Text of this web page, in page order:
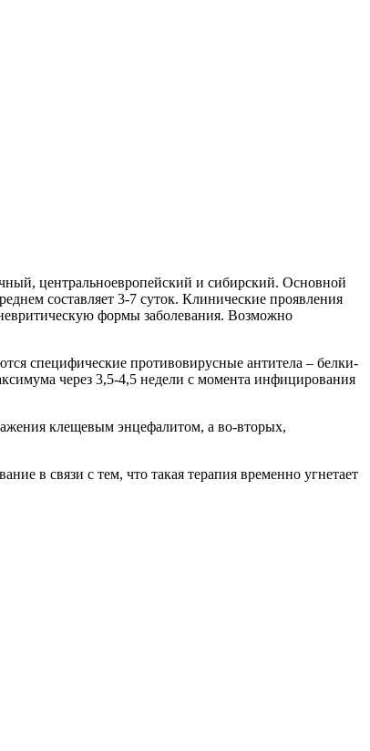
центральноевропейский и сибирский. Основной
составляет 3-7 суток. Клинические проявления
формы заболевания. Возможно
специфические противовирусные антитела – белки-
через 3,5-4,5 недели с момента инфицирования
клещевым энцефалитом, а во-вторых,
в связи с тем, что такая терапия временно угнетает